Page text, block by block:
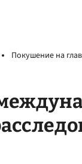
Покушение на